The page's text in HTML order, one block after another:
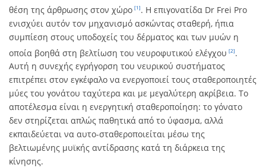
θέση της άρθρωσης στον χώρο [1]. Η επιγονατίδα Dr Frei Pro
ενισχύει αυτόν τον μηχανισμό ασκώντας σταθερή, ήπια
συμπίεση στους υποδοχείς του δέρματος και των μυών η
οποία βοηθά στη βελτίωση του νευροφυτικού ελέγχου [2].
Αυτή η συνεχής εγρήγορση του νευρικού συστήματος
επιτρέπει στον εγκέφαλο να ενεργοποιεί τους σταθεροποιητές
μύες του γονάτου ταχύτερα και με μεγαλύτερη ακρίβεια. Το
αποτέλεσμα είναι η ενεργητική σταθεροποίηση: το γόνατο
δεν στηρίζεται απλώς παθητικά από το ύφασμα, αλλά
εκπαιδεύεται να αυτο-σταθεροποιείται μέσω της
βελτιωμένης μυϊκής αντίδρασης κατά τη διάρκεια της
κίνησης.